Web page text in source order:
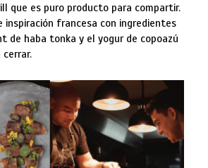
que es puro producto para compartir.
inspiración francesa con ingredientes
de haba tonka y el yogur de copoazú